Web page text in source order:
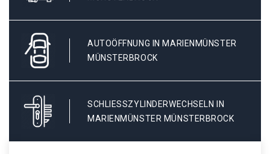
AUTOÖFFNUNG IN MARIENMÜNSTER
MÜNSTERBROCK
SCHLIESSZYLINDERWECHSELN IN M
ARIENMÜNSTER MÜNSTERBROCK